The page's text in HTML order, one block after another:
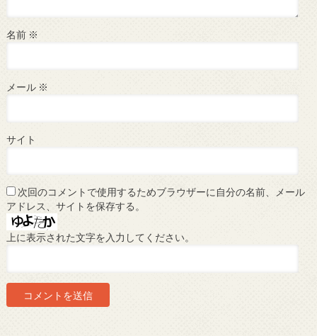
名前 ※
メール ※
サイト
次回のコメントで使用するためブラウザーに自分の名前、メール
アドレス、サイトを保存する。
上に表示された文字を入力してください。